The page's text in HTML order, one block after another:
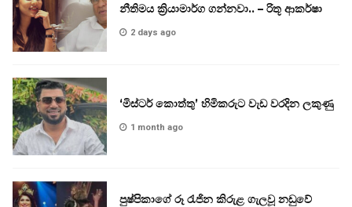
නීතිමය ක්‍රියාමාර්ග ගන්නවා.. – රිතූ ආකර්ෂා
2 days ago
‘මිස්ටර් කොත්තු’ හිමිකරුට වැඩ වරදින ලකුණු
1 month ago
පුෂ්පිකාගේ රූ රැජින කිරුළ ගැලවූ නඩුවේ